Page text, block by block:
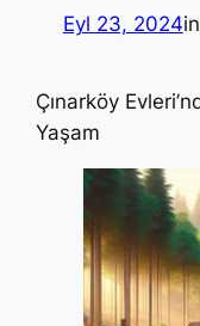
Eyl 23, 2024in
Çınarköy
Yaşam